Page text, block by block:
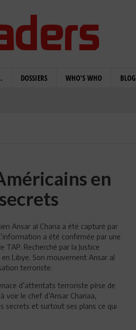
DOSSIERS WHO'S WHO BLOG
en
Ansar al Charia a été capturé par
a été confirmée par une
Recherché par la Justice
Libye. Son mouvement Ansar al
terroriste.
d’attentats terroriste pèse de
le chef d’Ansar Chariaa,
secrets et surtout ses plans ce qui